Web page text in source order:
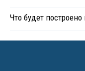
Что будет